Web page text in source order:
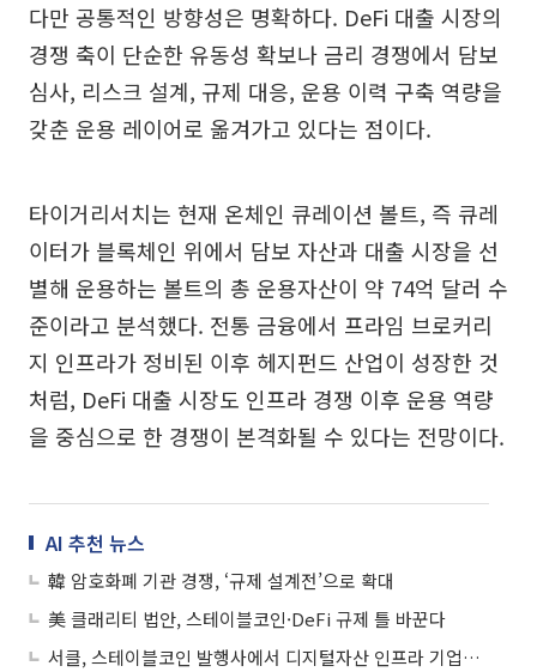
다만 공통적인 방향성은 명확하다. DeFi 대출 시장의
경쟁 축이 단순한 유동성 확보나 금리 경쟁에서 담보
심사, 리스크 설계, 규제 대응, 운용 이력 구축 역량을
갖춘 운용 레이어로 옮겨가고 있다는 점이다.
타이거리서치는 현재 온체인 큐레이션 볼트, 즉 큐레
이터가 블록체인 위에서 담보 자산과 대출 시장을 선
별해 운용하는 볼트의 총 운용자산이 약 74억 달러 수
준이라고 분석했다. 전통 금융에서 프라임 브로커리
지 인프라가 정비된 이후 헤지펀드 산업이 성장한 것
처럼, DeFi 대출 시장도 인프라 경쟁 이후 운용 역량
을 중심으로 한 경쟁이 본격화될 수 있다는 전망이다.
AI 추천 뉴스
韓 암호화폐 기관 경쟁, ‘규제 설계전’으로 확대
美 클래리티 법안, 스테이블코인·DeFi 규제 틀 바꾼다
서클, 스테이블코인 발행사에서 디지털자산 인프라 기업으로